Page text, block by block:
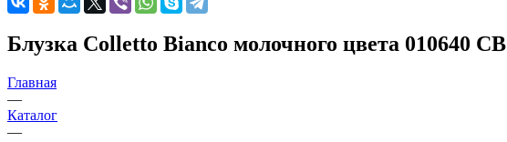
Блузка Colletto Bianco молочного цвета 010640 CB
Главная
—
Каталог
—